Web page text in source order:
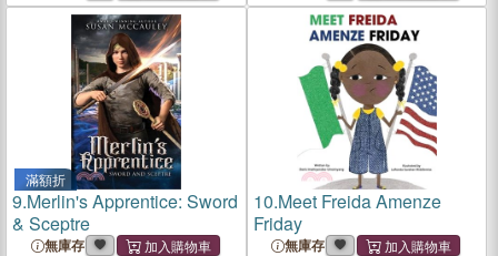
滿額折
9.Merlin's Apprentice: Sword
& Sceptre
無庫存
10.Meet Freida Amenze
Friday
無庫存